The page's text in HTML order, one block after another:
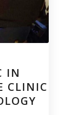
IN
CLINIC